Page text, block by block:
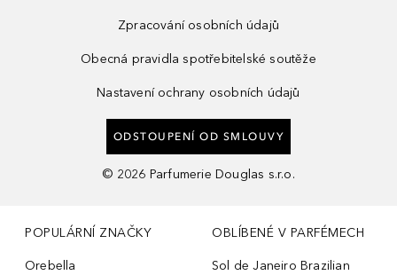
Zpracování osobních údajů
Obecná pravidla spotřebitelské soutěže
Nastavení ochrany osobních údajů
ODSTOUPENÍ OD SMLOUVY
© 2026 Parfumerie Douglas s.r.o.
POPULÁRNÍ ZNAČKY
Orebella
OBLÍBENÉ V PARFÉMECH
Sol de Janeiro Brazilian